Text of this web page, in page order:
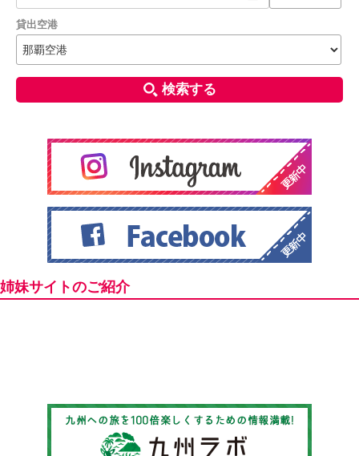
貸出空港
検索する
姉妹サイトのご紹介